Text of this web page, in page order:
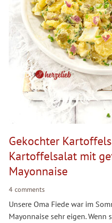
Gekochter
Kartoffelsalat mit
Mayonnaise
4 comments
Unsere Oma Fiede war im
Mayonnaise sehr eigen. Wenn